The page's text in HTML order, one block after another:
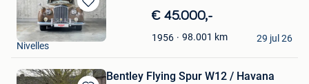
Bewaren
in
€ 45.000,-
1956 98.001 km
DriveCity Sales
Nivelles
29 jul 26
Bentley Flying Spur W12 / Havana